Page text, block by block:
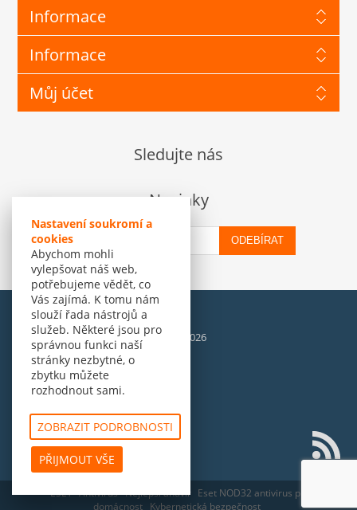
Nastavení soukromí a
cookies
Abychom mohli
vylepšovat náš web,
potřebujeme vědět, co
Vás zajímá. K tomu nám
slouží řada nástrojů a
služeb. Některé jsou pro
správnou funkci naší
stránky nezbytné, o
zbytku můžete
rozhodnout sami.
ZOBRAZIT PODROBNOSTI
PŘIJMOUT VŠE
Informace
Informace
Můj účet
Sledujte nás
Novinky
ODEBÍRAT
© Amenit Software Solutions, 1998 - 2026
Powered bynopCommerce
ESET Antivirus Nejlepší antivir Eset NOD32 antivirus pro
domácnost Kybernetická bezpečnost